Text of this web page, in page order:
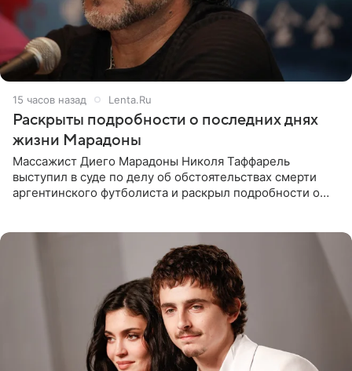
15 часов назад Lenta.Ru
Раскрыты подробности о последних днях
жизни Марадоны
Массажист Диего Марадоны Николя Таффарель
выступил в суде по делу об обстоятельствах смерти
аргентинского футболиста и раскрыл подробности о